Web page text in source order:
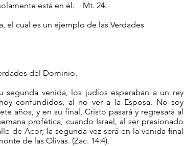
está en él. Mt. 24.
vida, el cual es un ejemplo de las Verdades
del Dominio.
venida, los judíos esperaban a un rey
confundidos, al no ver a la Esposa. No soy
años, y en su final, Cristo pasará y regresará al
profética, cuando Israel, al ser presionado
de Acor; la segunda vez será en la venida final
de las Olivas. (Zac. 14:4).